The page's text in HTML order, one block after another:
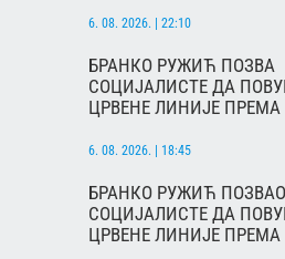
6. 08. 2026. | 22:10
БРАНКО РУЖИЋ ПОЗВА
СОЦИЈАЛИСТЕ ДА
ЦРВЕНЕ ЛИНИЈЕ
6. 08. 2026. | 18:45
БРАНКО РУЖИЋ ПОЗВАО
СОЦИЈАЛИСТЕ ДА
ЦРВЕНЕ ЛИНИЈЕ